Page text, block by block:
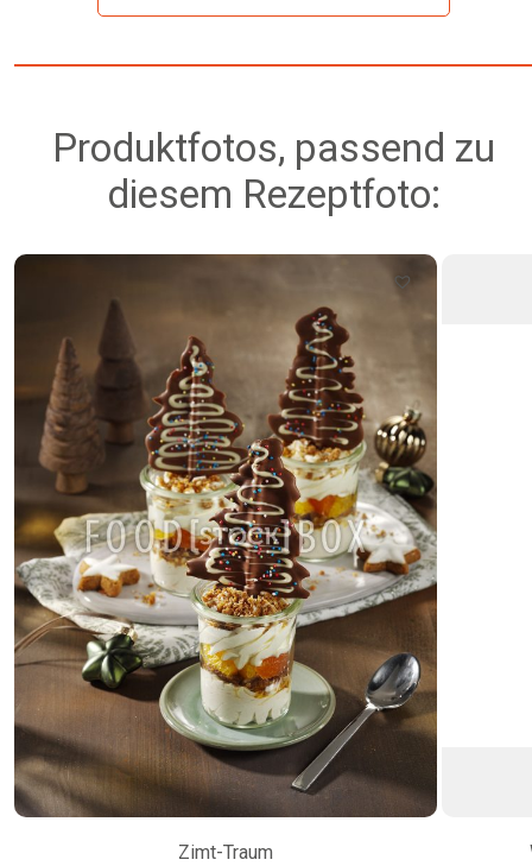
Produktfotos, passend zu
diesem Rezeptfoto:
Zimt-Traum